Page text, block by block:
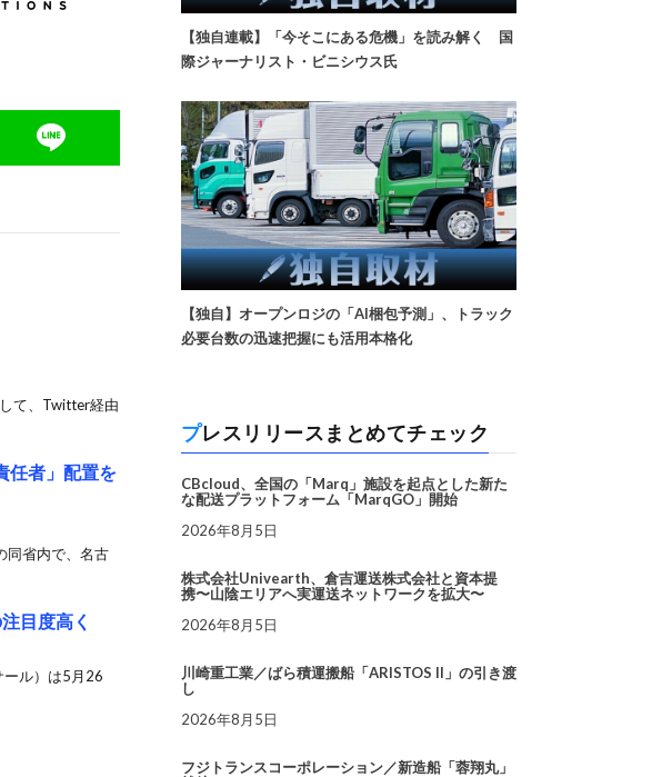
て、Twitter経由
任者」配置を
同省内で、名古
目度高く
ール）は5月26
【独自連載】「今そこにある危機」を読み解く 国
際ジャーナリスト・ビニシウス氏
【独自】オープンロジの「AI梱包予測」、トラック
必要台数の迅速把握にも活用本格化
プレスリリースまとめてチェック
CBcloud、全国の「Marq」施設を起点とした新た
な配送プラットフォーム「MarqGO」開始
2026年8月5日
株式会社Univearth、倉吉運送株式会社と資本提
携〜山陰エリアへ実運送ネットワークを拡大〜
2026年8月5日
川崎重工業／ばら積運搬船「ARISTOS II」の引き渡
し
2026年8月5日
フジトランスコーポレーション／新造船「蓉翔丸」